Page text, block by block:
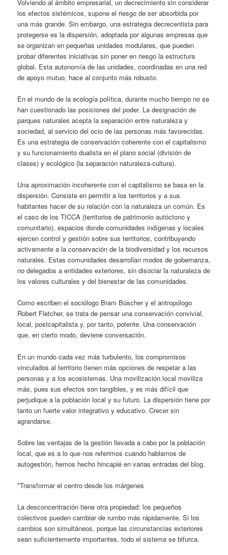
Volviendo al ámbito empresarial, un decrecimiento sin considerar
los efectos sistémicos, supone el riesgo de ser absorbida por
una más grande. Sin embargo, una estrategia decrecentista para
protegerse es la dispersión, adoptada por algunas empresas que
se organizan en pequeñas unidades modulares, que pueden
probar diferentes iniciativas sin poner en riesgo la estructura
global. Esta autonomía de las unidades, coordinadas en una red
de apoyo mutuo, hace al conjunto más robusto.
En el mundo de la ecología política, durante mucho tiempo no se
han cuestionado las posiciones del poder. La designación de
parques naturales acepta la separación entre naturaleza y
sociedad, al servicio del ocio de las personas más favorecidas.
Es una estrategia de conservación coherente con el capitalismo
y su funcionamiento dualista en el plano social (división de
clases) y ecológico (la separación naturaleza-cultura).
Una aproximación incoherente con el capitalismo se basa en la
dispersión. Consiste en permitir a los territorios y a sus
habitantes hacer de su relación con la naturaleza un común. Es
el caso de los TICCA (territorios de patrimonio autóctono y
comunitario), espacios donde comunidades indígenas y locales
ejercen control y gestión sobre sus territorios, contribuyendo
activamente a la conservación de la biodiversidad y los recursos
naturales. Estas comunidades desarrollan modos de gobernanza,
no delegados a entidades exteriores, sin disociar la naturaleza de
los valores culturales y del bienestar de las comunidades.
Como escriben el sociólogo Bram Büscher y el antropólogo
Robert Fletcher, se trata de pensar una conservación convivial,
local, postcapitalista y, por tanto, potente. Una conservación
que, en cierto modo, deviene conversación.
En un mundo cada vez más turbulento, los compromisos
vinculados al territorio tienen más opciones de respetar a las
personas y a los ecosistemas. Una movilización local moviliza
más, pues sus efectos son tangibles, y es más difícil que
perjudique a la población local y su futuro. La dispersión tiene por
tanto un fuerte valor integrativo y educativo. Crecer sin
agrandarse.
Sobre las ventajas de la gestión llevada a cabo por la población
local, que es a lo que nos referimos cuando hablamos de
autogestión, hemos hecho hincapié en varias entradas del blog.
*Transformar el centro desde los márgenes
La desconcentración tiene otra propiedad: los pequeños
colectivos pueden cambiar de rumbo más rápidamente. Si los
cambios son simultáneos, porque las circunstancias exteriores
sean suficientemente importantes, todo el sistema se bifurca.